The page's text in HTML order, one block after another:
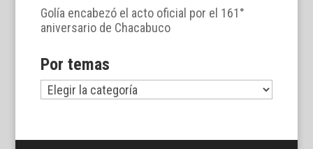
Golía encabezó el acto oficial por el 161°
aniversario de Chacabuco
Por temas
Por
temas